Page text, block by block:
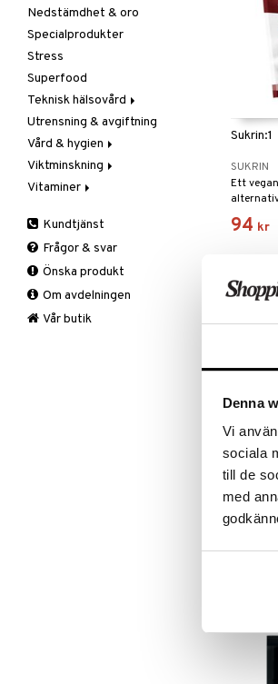
Denna
Vi
sociala
till de
med
Sukrin:1
SUKRIN
Ett
vanligt
94 kr
Sukrin
Brödmix
mjölk
Rosenrot
Schizandra
Diverse
Drycker
Förvaring
Frukt, frö & nötter
Groddning
Kokos
Kryddor & buljong
Mjöl & bak
Nöt-& fröpasta
Raw Food
Snacks
Sötning
Te
Fibrer
Matsmältning
Syrareglerande
Tarm
Utrensning
Järn
Kalcium
Krom
Magnesium
Multimineraler
Övriga
Selen
Zink
Nedstämdhet & oro
Specialprodukter
Stress
Superfood
Teknisk hälsovård
Ljusterapi
Luftfuktare
Massage
Övrigt
Utrensning & avgiftning
Vård & hygien
Ansiktsvård
Cremer
Rakprodukter
Rengöring
Specialprodukter
Giftset
Fotvård
Handvård
Tillbehör
Hårvård
Balsam
Schampo
Specialprodukter
Intim
Kosmetika
Hud
Läppar
Kropp
Bad, dusch & tvål
Mun & tänder
Viktminskning
Äppelcidervinäger
Fasta
Fettförbränning
Måltidsersättning
Övriga
Vitaminer
Antioxidanter
B vitaminer
Barn
C vitaminer
Kvinna
Kundtjänst
Frågor & svar
Önska produkt
Om avdelningen
Vår butik